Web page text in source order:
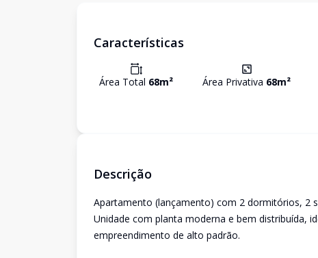
Características
Área Total 68m² Área Privativa 68m²
Descrição
Apartamento (lançamento) com 2 dormitórios, 2
Unidade com planta moderna e bem distribuída,
empreendimento de alto padrão.